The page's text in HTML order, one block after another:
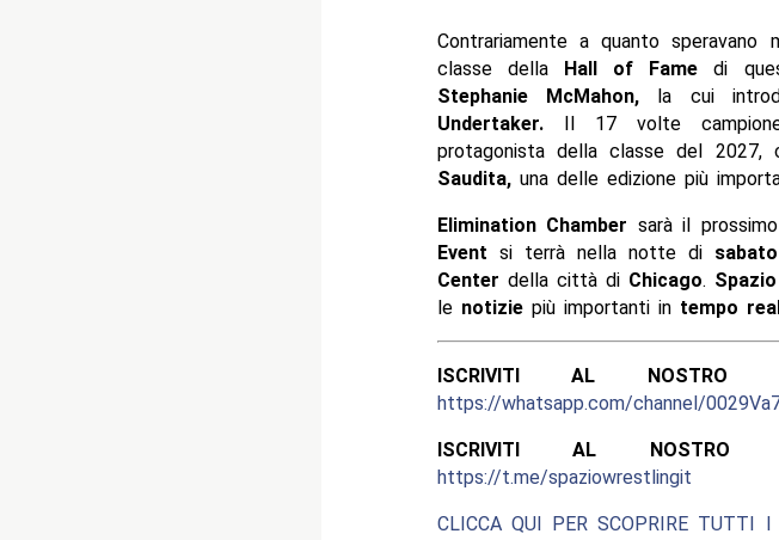
Contrariamente a quanto speravano
classe dellaHall of Fame di
Stephanie McMahon,la cui
Undertaker.Il 17 volte campione
protagonista della classe del 2027,
Saudita,una delle edizione più
Elimination Chamber sarà il
Event si terrà nella notte di
Center della città di Chicago.
le notiziepiù importanti in tempo
ISCRIVITI AL NOSTRO
https://whatsapp.com/channel/
ISCRIVITI AL NOSTRO
https://t.me/spaziowrestlingit
CLICCA QUI PER SCOPRIRE TUTTI I